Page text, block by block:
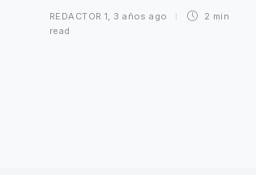
REDACTOR 1, 3 años ago
2 min
read